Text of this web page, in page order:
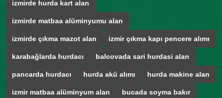
izmirde hurda kart alan
izmirde matbaa alüminyumu alan
izmirde çıkma mazot alan izmir çıkma kapı pencere alımı
karabağlarda hurdacı balcovada sari hurdasi alan
pancarda hurdacı hurda akü alımı hurda makine alan
izmir matbaa alüminyum alan bucada soyma bakır